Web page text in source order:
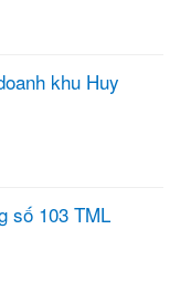
khu Huy
số 103 TML